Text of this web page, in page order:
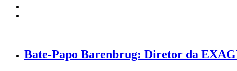
Bate-Papo Barenbrug: Diretor da